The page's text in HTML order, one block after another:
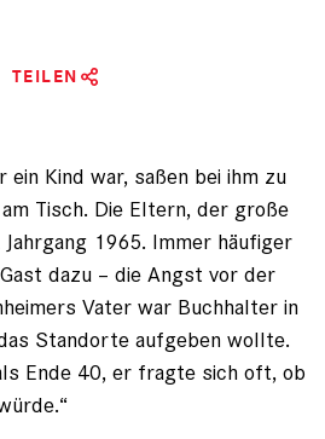
TEILEN
Kind war, saßen bei ihm zu
Tisch. Die Eltern, der große
1965. Immer häufiger
dazu – die Angst vor der
Vater war Buchhalter in
Standorte aufgeben wollte.
Ende 40, er fragte sich oft, ob